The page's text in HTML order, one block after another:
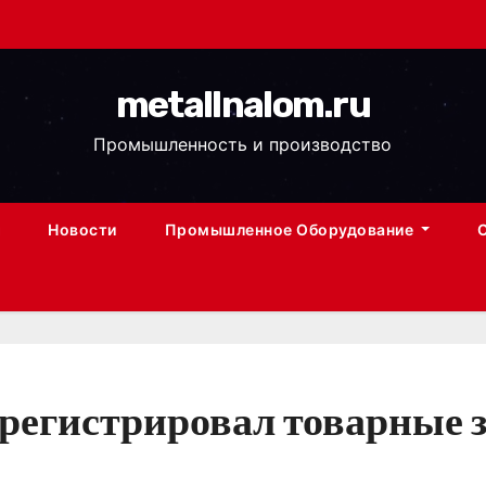
metallnalom.ru
Промышленность и производство
Новости Промышленное Оборудование
товарные